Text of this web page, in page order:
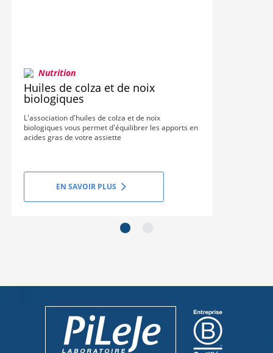
Nutrition
Huiles de colza et de noix
biologiques
L'association d'huiles de colza et de noix
biologiques vous permet d'équilibrer les apports en
acides gras de votre assiette
EN SAVOIR PLUS
next_slide